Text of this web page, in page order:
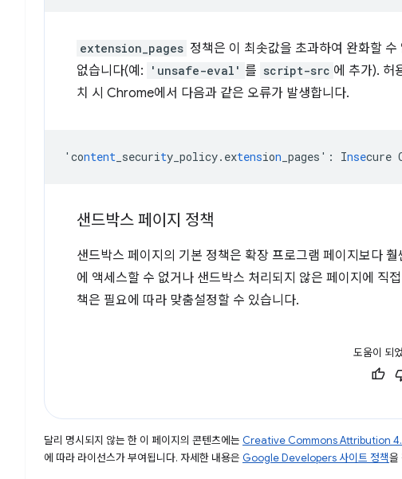
extension_pages 정책은 이 최솟값을 초과하여 완화할
없습니다(예:
'unsafe-eval' 를 script-src 에 추가). 허
치 시 Chrome에서 다음과 같은 오류가 발생합니다.
'content _security_policy.extension _pages' : Insecure
샌드박스 페이지 정책
샌드박스 페이지의 기본 정책은 확장 프로그램 페이지보다
에 액세스할 수 없거나 샌드박스 처리되지 않은 페이지에 직
책은 필요에 따라 맞춤설정할 수 있습니다.
도움이 되
달리 명시되지 않는 한 이 페이지의 콘텐츠에는 Creative Commons Attribution
에 따라 라이선스가 부여됩니다. 자세한 내용은 Google Developers 사이트 정책을